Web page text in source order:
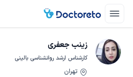
زینب جعفری
کارشناس ارشد روانشناسی بالینی
تهران